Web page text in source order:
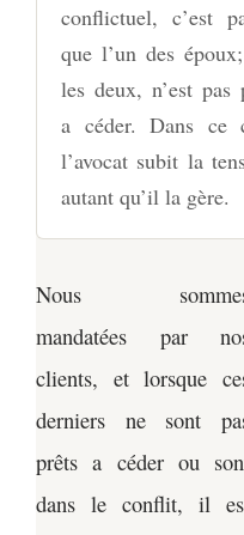
conflictuel, c’est
que l’un des époux;
les deux, n’est pas
a céder. Dans ce
l’avocat subit la
autant qu’il la gère.
Nous
mandatées par
clients, et lorsque
derniers ne sont
prêts a céder ou
dans le conflit, il